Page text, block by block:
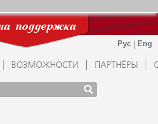
поддержка
ВОЗМОЖНОСТИ ПАРТНЁРЫ